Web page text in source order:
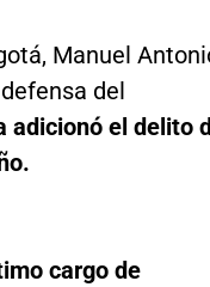
Manuel
del
adicionó el delito
cargo de